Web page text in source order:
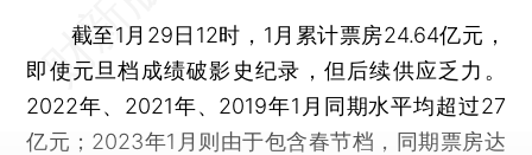
截至1月29日12时，1月累计票房24.64亿元，
即使元旦档成绩破影史纪录，但后续供应乏力。
2022年、2021年、2019年1月同期水平均超过27
亿元；2023年1月则由于包含春节档，同期票房达